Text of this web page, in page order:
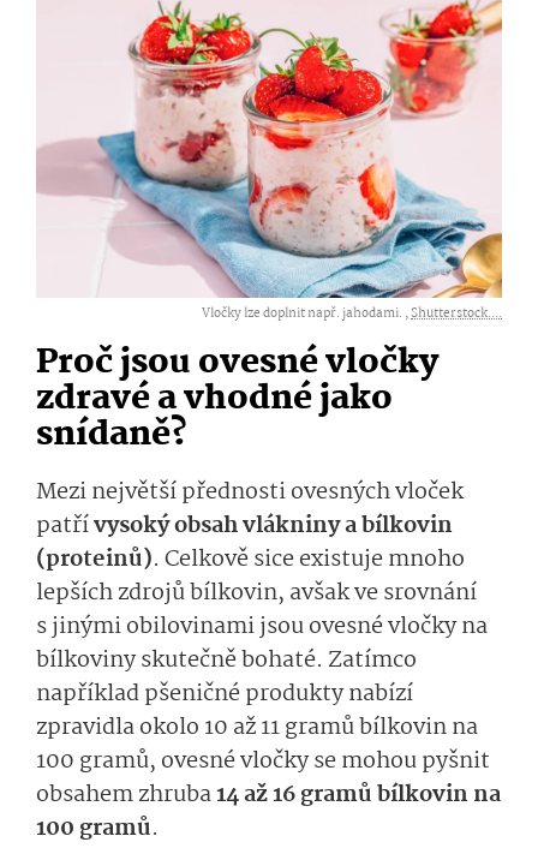
Vločky lze doplnit např. jahodami. ,Shutterstock....
Proč jsou ovesné vločky
zdravé a vhodné jako
snídaně?
Mezi největší přednosti ovesných vloček
patřívysoký obsah vlákniny a bílkovin
(proteinů). Celkově sice existuje mnoho
lepších zdrojů bílkovin, avšak ve srovnání
s jinými obilovinami jsou ovesné vločky na
bílkoviny skutečně bohaté. Zatímco
například pšeničné produkty nabízí
zpravidla okolo 10 až 11 gramů bílkovin na
100 gramů, ovesné vločky se mohou pyšnit
obsahem zhruba14 až 16 gramů bílkovin na
100 gramů.